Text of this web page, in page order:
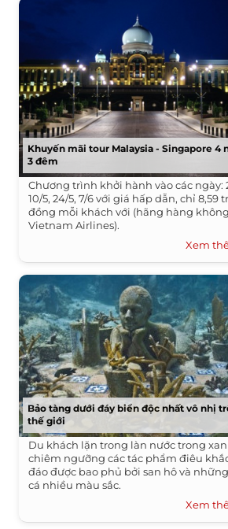
Khuyến mãi tour Malaysia - Singapore 4
3 đêm
Chương trình khởi hành vào các ngày:
10/5, 24/5, 7/6 với giá hấp dẫn, chỉ 8,59
đồng mỗi khách với (hãng hàng không
Vietnam Airlines).
Xem
Bảo tàng dưới đáy biển độc nhất vô nhị
thế giới
Du khách lặn trong làn nước trong
chiêm ngưỡng các tác phẩm điêu
đáo được bao phủ bởi san hô và
cá nhiều màu sắc.
Xem